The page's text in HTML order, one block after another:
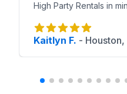
High Party Rentals in
Kaitlyn F. - Houston,